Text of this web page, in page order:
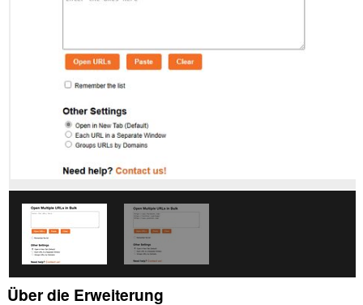
Erweiterung
Tabs
und
Browseraktivitäten
zugreifen.
Über die Erweiterung